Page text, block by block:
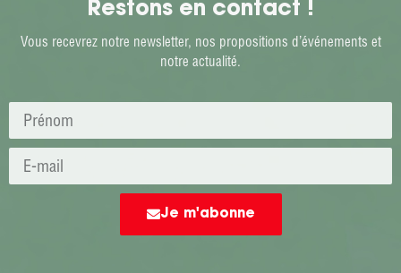
Restons en contact !
Vous recevrez notre newsletter, nos propositions d’événements et
notre actualité.
Je m'abonne